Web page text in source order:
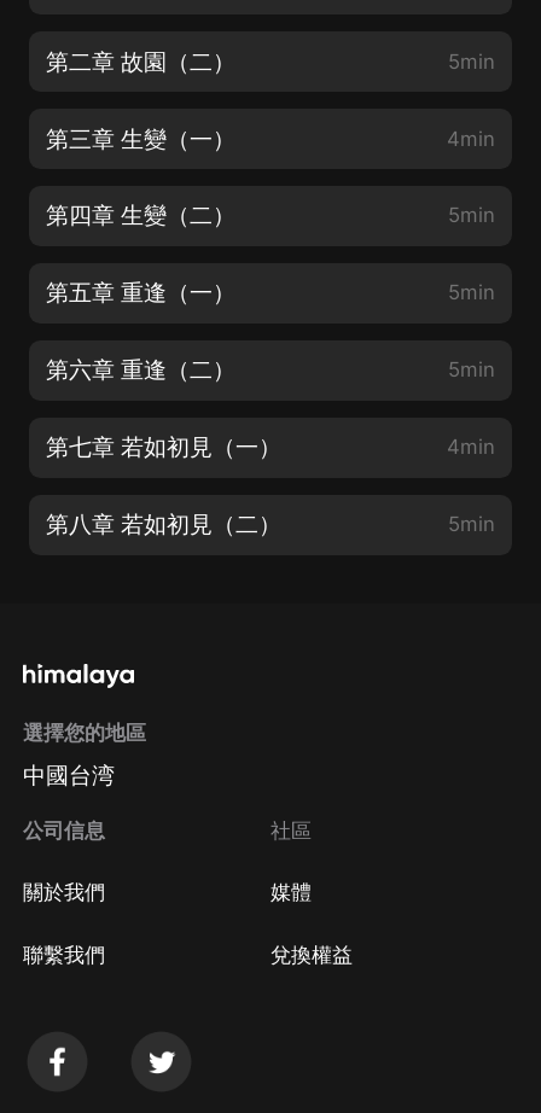
第二章 故園（二） 5min
第三章 生變（一） 4min
第四章 生變（二） 5min
第五章 重逢（一） 5min
第六章 重逢（二） 5min
第七章 若如初見（一） 4min
第八章 若如初見（二） 5min
選擇您的地區
中國台湾
公司信息
關於我們
聯繫我們
社區
媒體
兌換權益